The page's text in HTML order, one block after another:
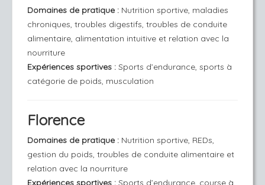
Domaines de pratique : Nutrition sportive, maladies
chroniques, troubles digestifs, troubles de conduite
alimentaire, alimentation intuitive et relation avec la
nourriture
Expériences sportives : Sports d’endurance, sports à
catégorie de poids, musculation
Florence
Domaines de pratique : Nutrition sportive, REDs,
gestion du poids, troubles de conduite alimentaire et
relation avec la nourriture
Expériences sportives : Sports d’endurance, course à